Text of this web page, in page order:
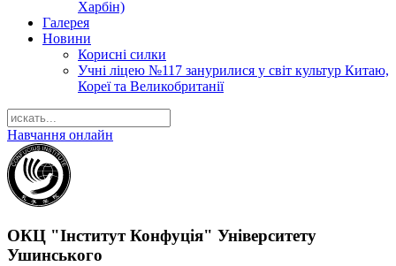
Харбін)
Галерея
Новини
Корисні силки
Учні ліцею №117 занурилися у світ культур Китаю,
Кореї та Великобританії
Навчання онлайн
ОКЦ "Інститут Конфуція" Університету
Ушинського